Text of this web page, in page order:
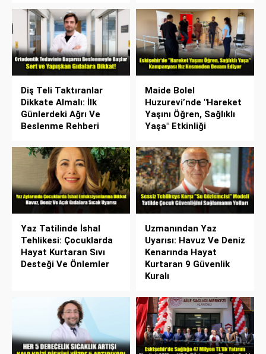
Diş Teli Taktıranlar
Dikkate Almalı: İlk
Günlerdeki Ağrı Ve
Beslenme Rehberi
Maide Bolel
Huzurevi’nde "Hareket
Yaşını Öğren, Sağlıklı
Yaşa" Etkinliği
Yaz Tatilinde İshal
Tehlikesi: Çocuklarda
Hayat Kurtaran Sıvı
Desteği Ve Önlemler
Uzmanından Yaz
Uyarısı: Havuz Ve Deniz
Kenarında Hayat
Kurtaran 9 Güvenlik
Kuralı